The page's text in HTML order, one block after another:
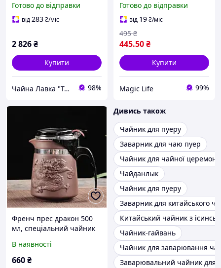
цзяньшуйська глина
Готово до відправки
від283₴/міс
2 826₴
Купити
Чайна Лавка "Tea warrior" teawarrior.ua 98%
китайського чаю,
традиційний китайський
чайник
Готово до відправки
від 19₴/міс
445.50₴
495 ₴
Купити
Magic Life 99%
Френч прес дракон 500
мл, спеціальний чайник
китайського чаю,
традиційний китайський
В наявності
660₴
Дивись також
Чайник для пуеру
Заварник для чаю пуер
Чайник для чайної церемонії
Чайданлык
Чайник для пуеру
Заварник для китайського
Китайський чайник з
Чайник-гайвань
Чайник для заварювання
Заварювальний чайник для